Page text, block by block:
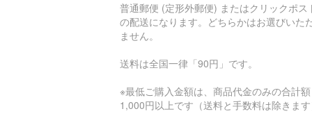
普通郵便 (定形外郵便) またはクリックポス
の配送になります。どちらかはお選びいた
ません。
送料は全国一律「90円」です。
※最低ご購入金額は、商品代金のみの合計額
1,000円以上です（送料と手数料は除きます